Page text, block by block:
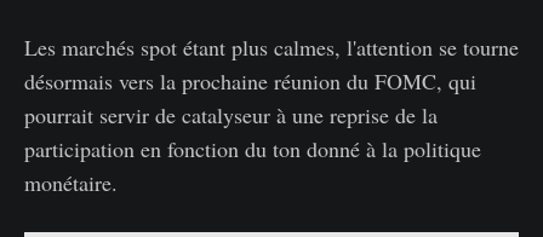
Les marchés spot étant plus calmes, l'attention se tourne
désormais vers la prochaine réunion du FOMC, qui
pourrait servir de catalyseur à une reprise de la
participation en fonction du ton donné à la politique
monétaire.